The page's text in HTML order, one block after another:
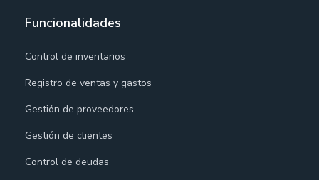
Funcionalidades
Control de inventarios
Registro de ventas y gastos
Gestión de proveedores
Gestión de clientes
Control de deudas